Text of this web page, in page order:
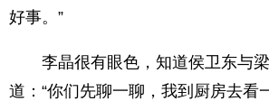
好事。”
李晶很有眼色，知道侯卫东与梁
道：“你们先聊一聊，我到厨房去看